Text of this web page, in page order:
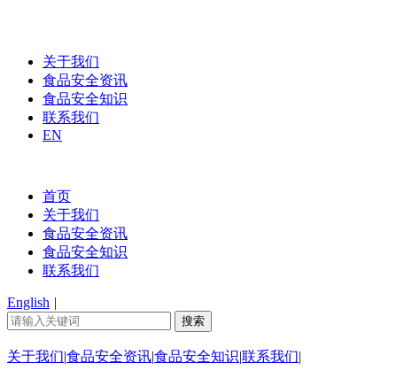
关于我们
食品安全资讯
食品安全知识
联系我们
EN
首页
关于我们
食品安全资讯
食品安全知识
联系我们
English |
关于我们|食品安全资讯|食品安全知识|联系我们|